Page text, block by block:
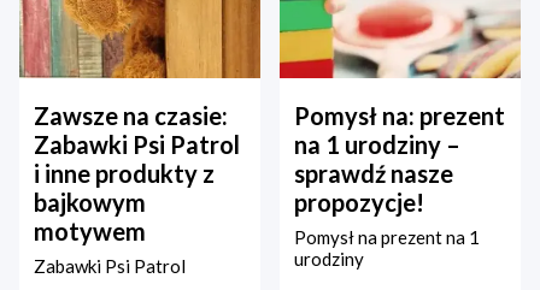
Zawsze na czasie:
Zabawki Psi Patrol
i inne produkty z
bajkowym
motywem
Zabawki Psi Patrol
Pomysł na: prezent
na 1 urodziny –
sprawdź nasze
propozycje!
Pomysł na prezent na 1
urodziny